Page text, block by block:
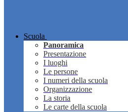
Scuola
Panoramica
Presentazione
I luoghi
Le persone
I numeri della scuola
Organizzazione
La storia
Le carte della scuola